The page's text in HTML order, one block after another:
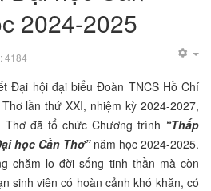
2024-2025
4184
Đại hội đại biểu Đoàn TNCS Hồ Chí
lần thứ XXI, nhiệm kỳ 2024-2027,
đã tổ chức Chương trình “Thắp
học Cần Thơ”năm học 2024-2025.
chăm lo đời sống tinh thần mà còn
sinh viên có hoàn cảnh khó khăn, có